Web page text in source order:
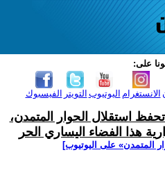
على:
الفيسبوك التويتر اليوتيوب الانستغرام
تحفظ استقلال الحوار المتمدن،
هذا الفضاء اليساري الحر
المتمدن» على اليوتيوب]